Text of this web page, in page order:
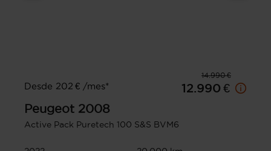
14.990 €
Desde 202 € /mes*
12.990 €
Peugeot 2008
Active Pack Puretech 100 S&S BVM6